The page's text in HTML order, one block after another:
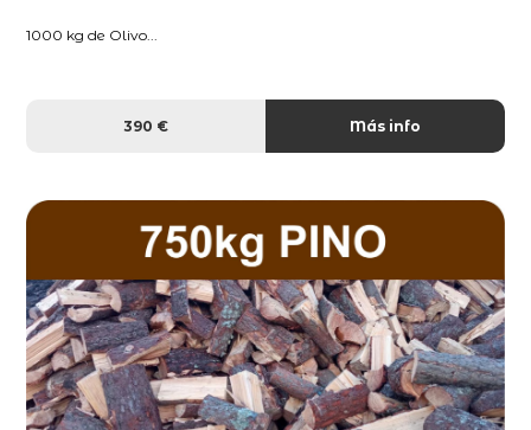
1000 kg de Olivo...
390 € Más info